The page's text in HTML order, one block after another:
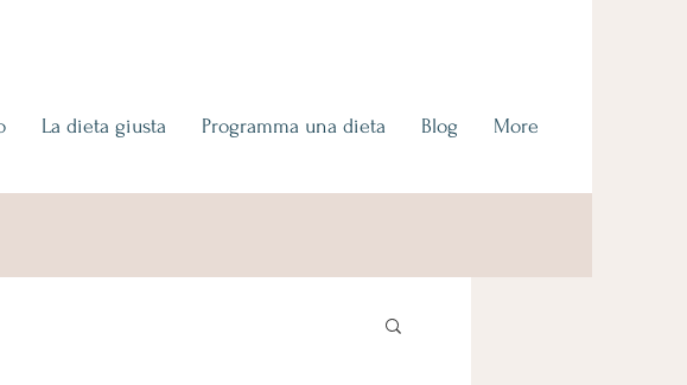
La dieta giusta Programma una dieta Blog More